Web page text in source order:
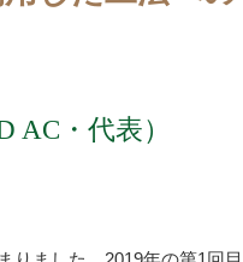
AC・代表）